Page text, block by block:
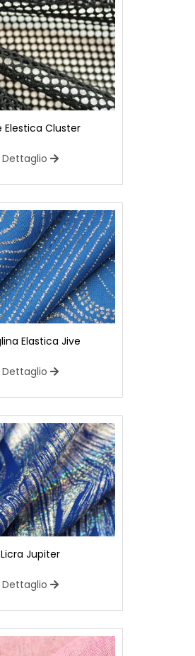
Elestica Cluster
Dettaglio
Elastica Jive
Dettaglio
Licra Jupiter
Dettaglio